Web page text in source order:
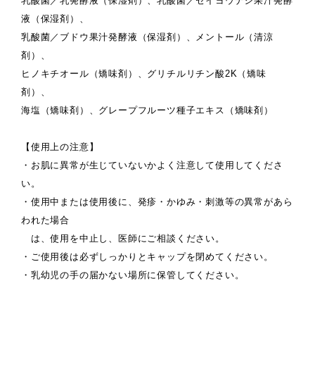
液（保湿剤）、
乳酸菌／ブドウ果汁発酵液（保湿剤）、メントール（清涼
剤）、
ヒノキチオール（矯味剤）、グリチルリチン酸2K（矯味
剤）、
海塩（矯味剤）、グレープフルーツ種子エキス（矯味剤）
【使用上の注意】
・お肌に異常が生じていないかよく注意して使用してくださ
い。
・使用中または使用後に、発疹・かゆみ・刺激等の異常があら
われた場合
は、使用を中止し、医師にご相談ください。
・ご使用後は必ずしっかりとキャップを閉めてください。
・乳幼児の手の届かない場所に保管してください。